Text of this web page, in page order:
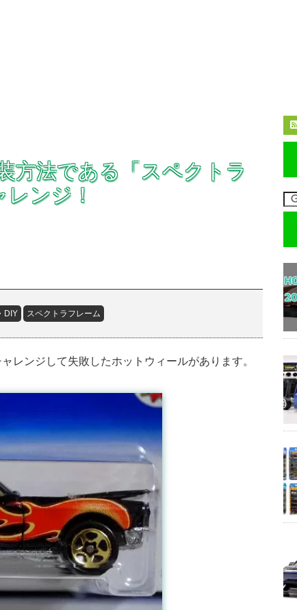
方法である「スペクトラ
ンジ！
DIY スペクトラフレーム
レンジして失敗したホットウィールがあります。